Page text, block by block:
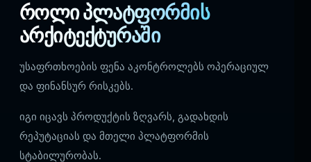
როლი პლატფორმის
არქიტექტურაში
უსაფრთხოების ფენა აკონტროლებს ოპერაციულ
და ფინანსურ რისკებს.
იგი იცავს პროდუქტის ზღვარს, გადახდის
რეპუტაციას და მთელი პლატფორმის
სტაბილურობას.